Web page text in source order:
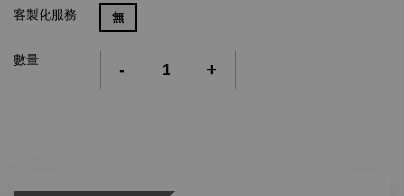
客製化服務 無
數量 - +